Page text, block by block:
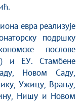
евра реализује
подршку
послове
и ЕУ. Стамбене
Новом Саду,
Ужицу, Врању,
Нишу и Новом